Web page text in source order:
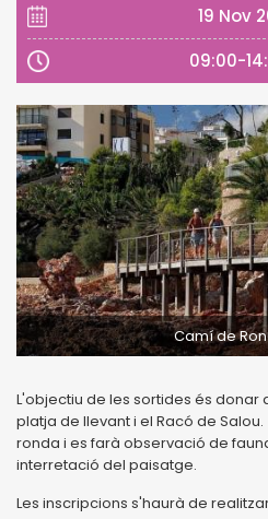
19 Nov
09:00-
Camí de
L'objectiu de les sortides és donar
platja de llevant i el Racó de
ronda i es farà observació de
interretació del paisatge.
Les inscripcions s'haurà de